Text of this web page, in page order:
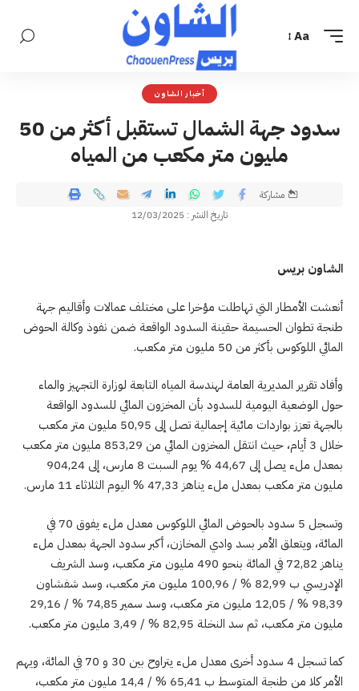
Aa
أخبار الشاون
سدود جهة الشمال تستقبل أكثر من 50
مليون متر مكعب من المياه
تاريخ النشر : 12/03/2025
مشاركة
الشاون بريس
أنعشت الأمطار التي تهاطلت مؤخرا على مختلف عمالات وأقاليم جهة
طنجة تطوان الحسيمة حقينة السدود الواقعة ضمن نفوذ وكالة الحوض
المائي اللوكوس بأكثر من 50 مليون متر مكعب.
وأفاد تقرير المديرية العامة لهندسة المياه التابعة لوزارة التجهيز والماء
حول الوضعية اليومية للسدود بأن المخزون المائي للسدود الواقعة
بالجهة تعزز بواردات مائية إجمالية تصل إلى 50,95 مليون متر مكعب
خلال 3 أيام، حيث انتقل المخزون المائي من 853,29 مليون متر مكعب
بمعدل ملء يصل إلى 44,67 % يوم السبت 8 مارس، إلى 904,24
مليون متر مكعب بمعدل ملء يناهز 47,33 % اليوم الثلاثاء 11 مارس.
وتسجل 5 سدود بالحوض المائي اللوكوس معدل ملء يفوق 70 في
المائة، ويتعلق الأمر بسد وادي المخازن، أكبر سدود الجهة بمعدل ملء
يناهز 72,82 في المائة بنحو 490 مليون متر مكعب، وسد الشريف
الإدريسي ب 82,99 % / 100,96 مليون متر مكعب، وسد شفشاون
98,39 % / 12,05 مليون متر مكعب، وسد سمير 74,85 % / 29,16
مليون متر مكعب، ثم سد النخلة 82,95 % / 3,49 مليون متر مكعب.
كما تسجل 4 سدود أخرى معدل ملء يتراوح بين 30 و 70 في المائة، ويهم
الأمر كلا من طنجة المتوسط ب 65,41 % / 14,4 مليون متر مكعب،